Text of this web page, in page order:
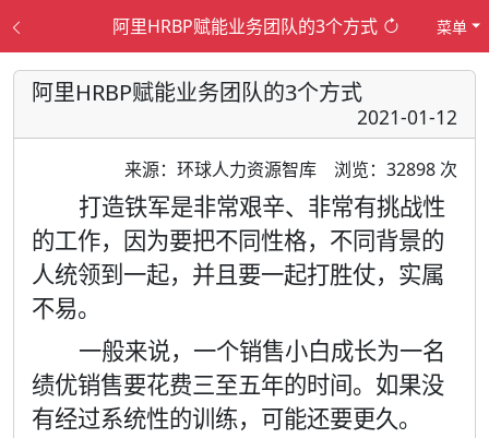
阿里HRBP赋能业务团队的3个方式 菜单
阿里HRBP赋能业务团队的3个方式
2021-01-12
来源：环球人力资源智库 浏览：32898 次
打造铁军是非常艰辛、非常有挑战性
的工作，因为要把不同性格，不同背景的
人统领到一起，并且要一起打胜仗，实属
不易。
一般来说，一个销售小白成长为一名
绩优销售要花费三至五年的时间。如果没
有经过系统性的训练，可能还要更久。